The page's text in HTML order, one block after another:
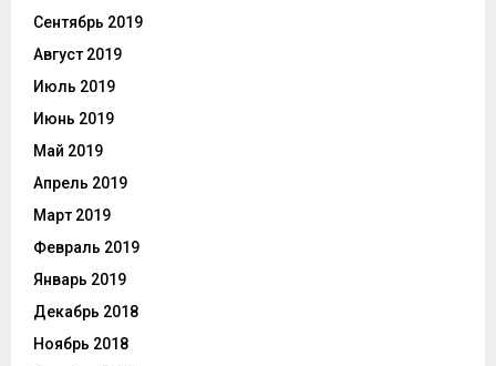
Сентябрь 2019
Август 2019
Июль 2019
Июнь 2019
Май 2019
Апрель 2019
Март 2019
Февраль 2019
Январь 2019
Декабрь 2018
Ноябрь 2018